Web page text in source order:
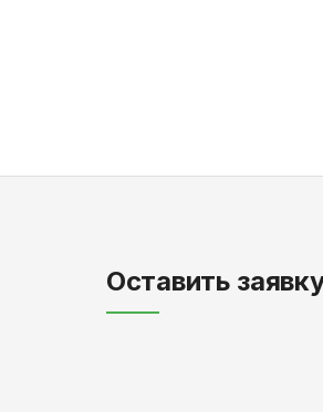
Оставить